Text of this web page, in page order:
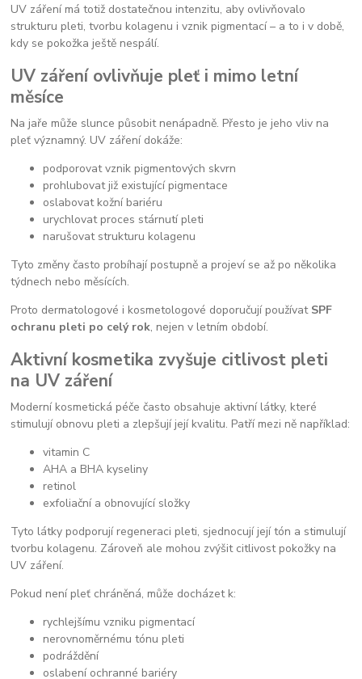
UV záření má totiž dostatečnou intenzitu, aby ovlivňovalo
strukturu pleti, tvorbu kolagenu i vznik pigmentací – a to i v době,
kdy se pokožka ještě nespálí.
UV záření ovlivňuje pleť i mimo letní
měsíce
Na jaře může slunce působit nenápadně. Přesto je jeho vliv na
pleť významný. UV záření dokáže:
podporovat vznik pigmentových skvrn
prohlubovat již existující pigmentace
oslabovat kožní bariéru
urychlovat proces stárnutí pleti
narušovat strukturu kolagenu
Tyto změny často probíhají postupně a projeví se až po několika
týdnech nebo měsících.
Proto dermatologové i kosmetologové doporučují používat SPF
ochranu pleti po celý rok, nejen v letním období.
Aktivní kosmetika zvyšuje citlivost pleti
na UV záření
Moderní kosmetická péče často obsahuje aktivní látky, které
stimulují obnovu pleti a zlepšují její kvalitu. Patří mezi ně například:
vitamin C
AHA a BHA kyseliny
retinol
exfoliační a obnovující složky
Tyto látky podporují regeneraci pleti, sjednocují její tón a stimulují
tvorbu kolagenu. Zároveň ale mohou zvýšit citlivost pokožky na
UV záření.
Pokud není pleť chráněná, může docházet k:
rychlejšímu vzniku pigmentací
nerovnoměrnému tónu pleti
podráždění
oslabení ochranné bariéry